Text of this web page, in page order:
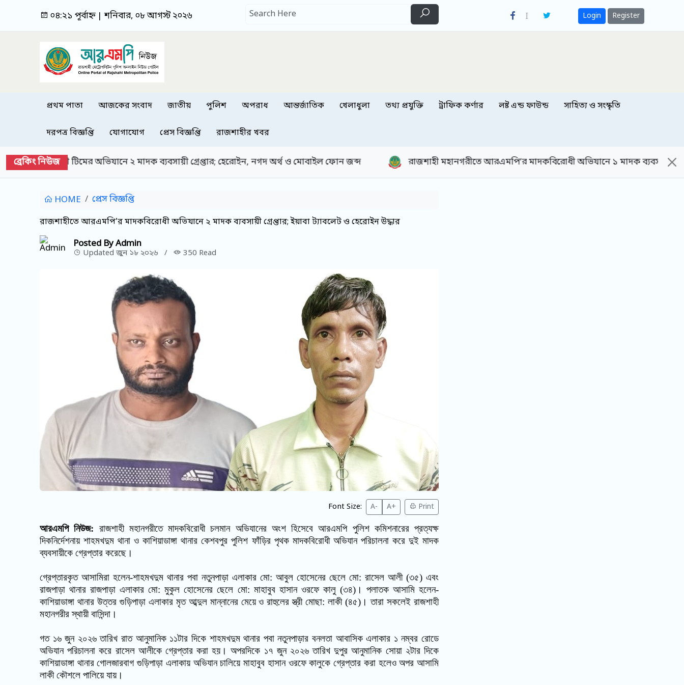
০৪:২১ পূর্বাহ্ন | শনিবার, ০৮ আগস্ট ২০২৬ Login Register
প্রথম পাতা আজকের সংবাদ জাতীয় পুলিশ অপরাধ আন্তর্জাতিক খেলাধুলা তথ্য প্রযুক্তি ট্রাফিক কর্ণার লষ্ট এন্ড ফাউন্ড সাহিত্য ও সংস্কৃতি
দরপত্র বিজ্ঞপ্তি যোগাযোগ প্রেস বিজ্ঞপ্তি রাজশাহীর খবর
ব্রেকিং নিউজ
২ মাদক ব্যবসায়ী গ্রেপ্তার; হেরোইন, নগদ অর্থ ও মোবাইল ফোন জব্দ রাজশাহী মহানগরীতে আরএমপি’র মাদকবিরোধী অভিযানে ১ মাদক ব্যবসায়ী গ্রেপ্তার; ইয়াবা ট্যাবলেট উদ্ধার
HOME প্রেস বিজ্ঞপ্তি
রাজশাহীতে আরএমপি’র মাদকবিরোধী অভিযানে ২ মাদক ব্যবসায়ী গ্রেপ্তার; ইয়াবা ট্যাবলেট ও হেরোইন উদ্ধার
Posted By Admin
Updated জুন ১৮ ২০২৬ / 350 Read
Font Size: A- A+ Print
আরএমপি নিউজ: রাজশাহী মহানগরীতে মাদকবিরোধী চলমান অভিযানের অংশ হিসেবে আরএমপি পুলিশ কমিশনারের প্রত্যক্ষ
দিকনির্দেশনায় শাহমখদুম থানা ও কাশিয়াডাঙ্গা থানার কেশবপুর পুলিশ ফাঁড়ির পৃথক মাদকবিরোধী অভিযান পরিচালনা করে দুই মাদক
ব্যবসায়ীকে গ্রেপ্তার করেছে।
গ্রেপ্তারকৃত আসামিরা হলেন-শাহমখদুম থানার পবা নতুনপাড়া এলাকার মো: আবুল হোসেনের ছেলে মো: রাসেল আলী (৩৫) এবং
রাজপাড়া থানার রাজপাড়া এলাকার মো: মুকুল হোসেনের ছেলে মো: মাহাবুব হাসান ওরফে কালু (৩৪)। পলাতক আসামি হলেন-
কাশিয়াডাঙ্গা থানার উত্তর গুড়িপাড়া এলাকার মৃত আব্দুল মান্নানের মেয়ে ও রাহুলের স্ত্রী মোছা: লাকী (৪৫)। তারা সকলেই রাজশাহী
মহানগরীর স্থায়ী বাসিন্দা।
গত ১৬ জুন ২০২৬ তারিখ রাত আনুমানিক ১১টার দিকে শাহমখদুম থানার পবা নতুনপাড়ার বনলতা আবাসিক এলাকার ১ নম্বর রোডে
অভিযান পরিচালনা করে রাসেল আলীকে গ্রেপ্তার করা হয়। অপরদিকে ১৭ জুন ২০২৬ তারিখ দুপুর আনুমানিক সোয়া ২টার দিকে
কাশিয়াডাঙ্গা থানার গোলজারবাগ গুড়িপাড়া এলাকায় অভিযান চালিয়ে মাহাবুব হাসান ওরফে কালুকে গ্রেপ্তার করা হলেও অপর আসামি
লাকী কৌশলে পালিয়ে যায়।